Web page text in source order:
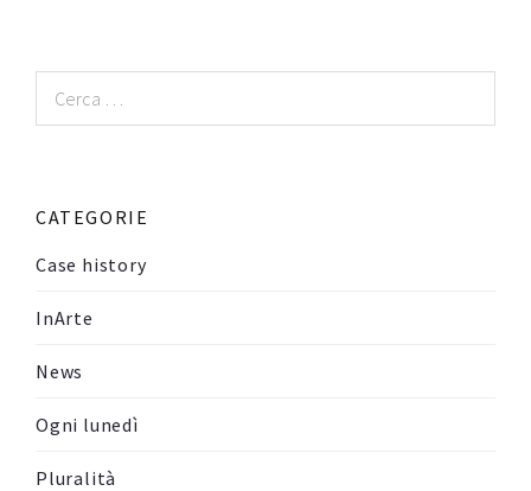
per:
CATEGORIE
Case history
InArte
News
Ogni lunedì
Pluralità